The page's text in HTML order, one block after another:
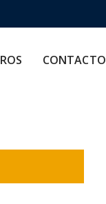
CONTACTO